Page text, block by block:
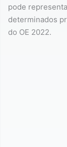
pode
determinados
do OE 2022.